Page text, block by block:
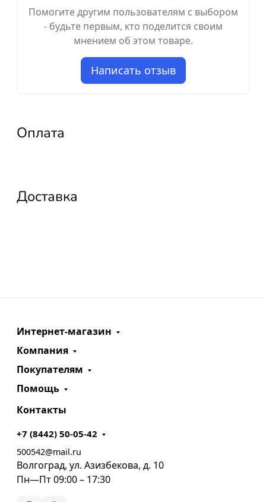
Помогите другим пользователям с выбором
- будьте первым, кто поделится своим
мнением об этом товаре.
Написать отзыв
Оплата
Доставка
Интернет-магазин
Компания
Покупателям
Помощь
Контакты
+7 (8442) 50-05-42
500542@mail.ru
Волгоград, ул. Азизбекова, д. 10
Пн—Пт 09:00 – 17:30